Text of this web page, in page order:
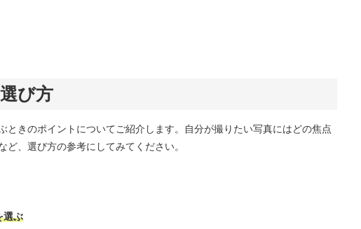
び方
ときのポイントについてご紹介します。自分が撮りたい写真にはどの焦点
ど、選び方の参考にしてみてください。
選ぶ